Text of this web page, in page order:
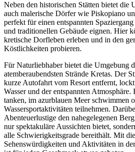
Neben den historischen Stätten bietet die
auch malerische Dörfer wie Piskopiano
perfekt für einen entspannten
und traditionellen Gebäude eignen. Hier
kretische Dorfleben erleben und in den
Köstlichkeiten probieren.
Für Naturliebhaber bietet die Umgebung
atemberaubendsten Strände Kretas. Der
kurze Autofahrt vom Resort entfernt,
Wasser und der entspannten
tanken, im azurblauen Meer schwimmen
Wassersportaktivitäten teilnehmen.
Abenteuerlustige den nahegelegenen
nur spektakuläre Aussichten bietet,
alle Schwierigkeitsgrade bereithält. Mit
Sehenswürdigkeiten und Aktivitäten in